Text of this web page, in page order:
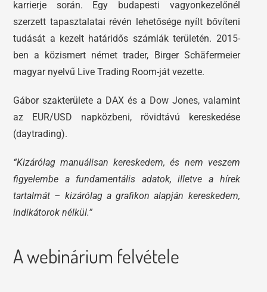
karrierje során. Egy budapesti vagyonkezelőnél
szerzett tapasztalatai révén lehetősége nyílt bővíteni
tudását a kezelt határidős számlák területén. 2015-
ben a közismert német trader, Birger Schäfermeier
magyar nyelvű Live Trading Room-ját vezette.
Gábor szakterülete a DAX és a Dow Jones, valamint
az EUR/USD napközbeni, rövidtávú kereskedése
(daytrading).
“Kizárólag manuálisan kereskedem, és nem veszem
figyelembe a fundamentális adatok, illetve a hírek
tartalmát – kizárólag a grafikon alapján kereskedem,
indikátorok nélkül.”
A webinárium felvétele